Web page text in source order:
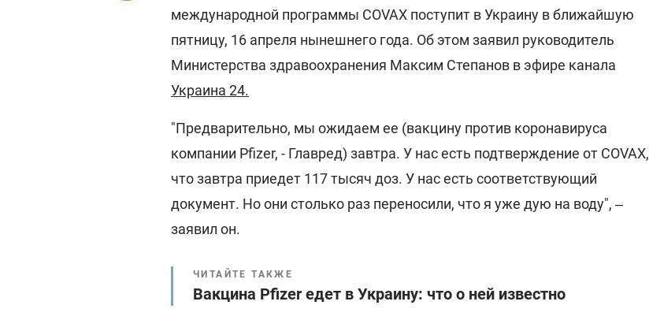
международной программы COVAX поступит в Украину в ближайшую
пятницу, 16 апреля нынешнего года. Об этом заявил руководитель
Министерства здравоохранения Максим Степанов в эфире канала
Украина 24.
"Предварительно, мы ожидаем ее (вакцину против коронавируса
компании Pfizer, - Главред) завтра. У нас есть подтверждение от COVAX,
что завтра приедет 117 тысяч доз. У нас есть соответствующий
документ. Но они столько раз переносили, что я уже дую на воду", ‒
заявил он.
ЧИТАЙТЕ ТАКЖЕ
Вакцина Pfizer едет в Украину: что о ней известно